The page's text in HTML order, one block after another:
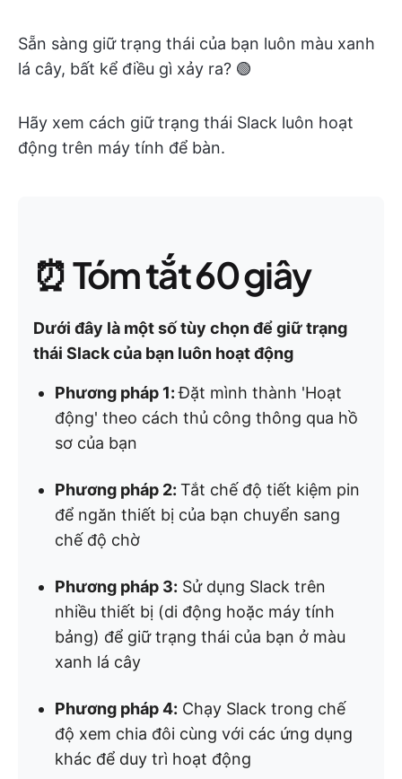
Sẵn sàng giữ trạng thái của bạn luôn màu xanh
lá cây, bất kể điều gì xảy ra? 🟢
Hãy xem cách giữ trạng thái Slack luôn hoạt
động trên máy tính để bàn.
⏰ Tóm tắt 60 giây
Dưới đây là một số tùy chọn để giữ trạng
thái Slack của bạn luôn hoạt động
Phương pháp 1:Đặt mình thành 'Hoạt
động' theo cách thủ công thông qua hồ
sơ của bạn
Phương pháp 2: Tắt chế độ tiết kiệm pin
để ngăn thiết bị của bạn chuyển sang
chế độ chờ
Phương pháp 3: Sử dụng Slack trên
nhiều thiết bị (di động hoặc máy tính
bảng) để giữ trạng thái của bạn ở màu
xanh lá cây
Phương pháp 4: Chạy Slack trong chế
độ xem chia đôi cùng với các ứng dụng
khác để duy trì hoạt động